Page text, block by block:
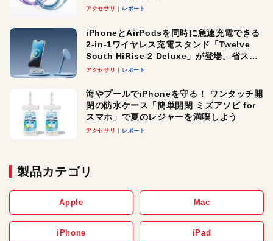
アクセサリ レポート
iPhoneとAirPodsを同時に急速充電できる
2-in-1ワイヤレス充電スタンド「Twelve
South HiRise 2 Deluxe」が登場。省スペ
ースでおしゃれに充電したい人にオスス
アクセサリ レポート
海やプールでiPhoneを守る！ ワンタッチ開
閉の防水ケース「簡単開閉 ミズアソビ for
スマホ」で夏のレジャーを満喫しよう
アクセサリ レポート
製品カテゴリ
Apple Mac
iPhone iPad